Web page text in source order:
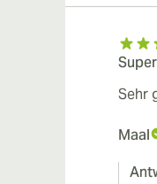
Sehr
Maal